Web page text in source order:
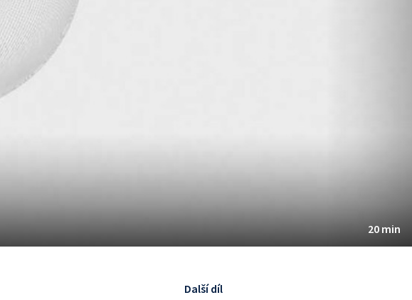
20 min
Další díl